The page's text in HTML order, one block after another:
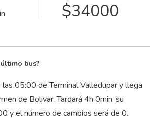
$34000
bus?
las 05:00 de Terminal Valledupar y llega
de Bolivar. Tardará 4h 0min, su
y el número de cambios será de 0.